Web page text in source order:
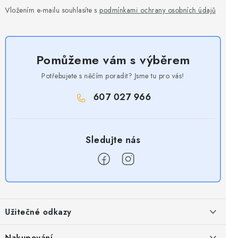
Vložením e-mailu souhlasíte s podmínkami ochrany osobních údajů
Pomůžeme vám s výběrem
Potřebujete s něčím poradit? Jsme tu pro vás!
607 027 966
p
a
Užitečné odkazy
Obchodní podmínky